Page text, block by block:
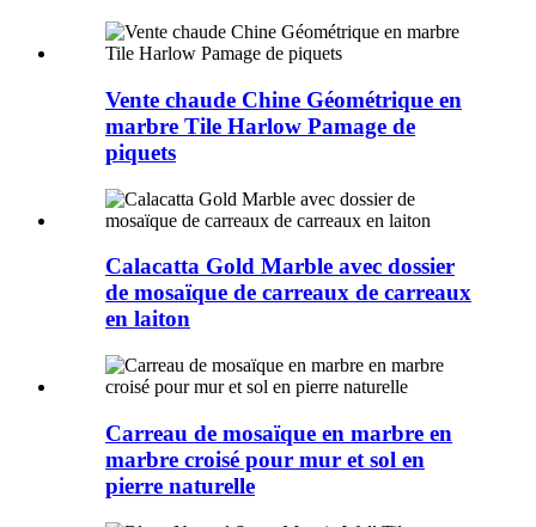
Vente chaude Chine Géométrique en
marbre Tile Harlow Pamage de
piquets
Calacatta Gold Marble avec dossier
de mosaïque de carreaux de carreaux
en laiton
Carreau de mosaïque en marbre en
marbre croisé pour mur et sol en
pierre naturelle